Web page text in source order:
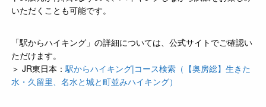
いただくことも可能です。
「駅からハイキング」の詳細については、公式サイトでご確認い
ただけます。
＞ JR東日本：駅からハイキング|コース検索（【奥房総】生きた
水・久留里、名水と城と町並みハイキング）